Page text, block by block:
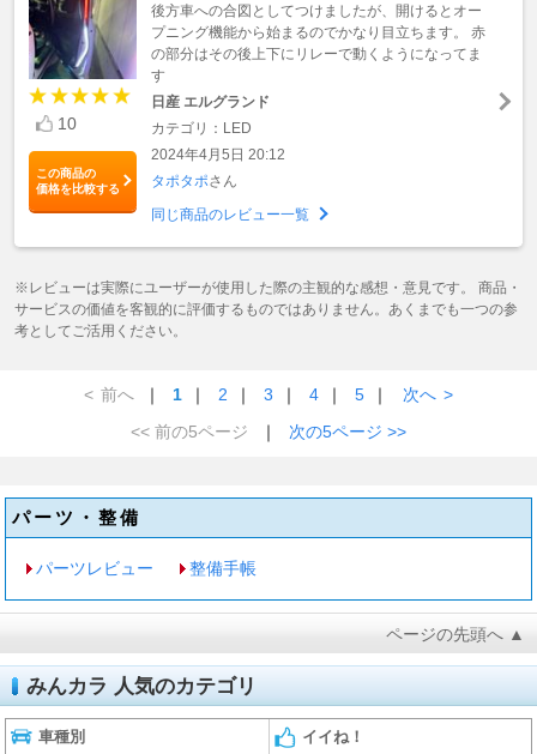
10
この商品の
価格を比較する
後方車への合図としてつけましたが、開けるとオー
プニング機能から始まるのでかなり目立ちます。 赤
の部分はその後上下にリレーで動くようになってま
す
日産 エルグランド
カテゴリ：LED
2024年4月5日 20:12
タポタポさん
同じ商品のレビュー一覧
※レビューは実際にユーザーが使用した際の主観的な感想・意見です。 商品・
サービスの価値を客観的に評価するものではありません。あくまでも一つの参
考としてご活用ください。
< 前へ ｜ 1 ｜ 2 ｜ 3 ｜ 4 ｜ 5 ｜ 次へ >
<< 前の5ページ
｜ 次の5ページ >>
パーツ・整備
パーツレビュー 整備手帳
ページの先頭へ ▲
みんカラ 人気のカテゴリ
車種別 イイね！